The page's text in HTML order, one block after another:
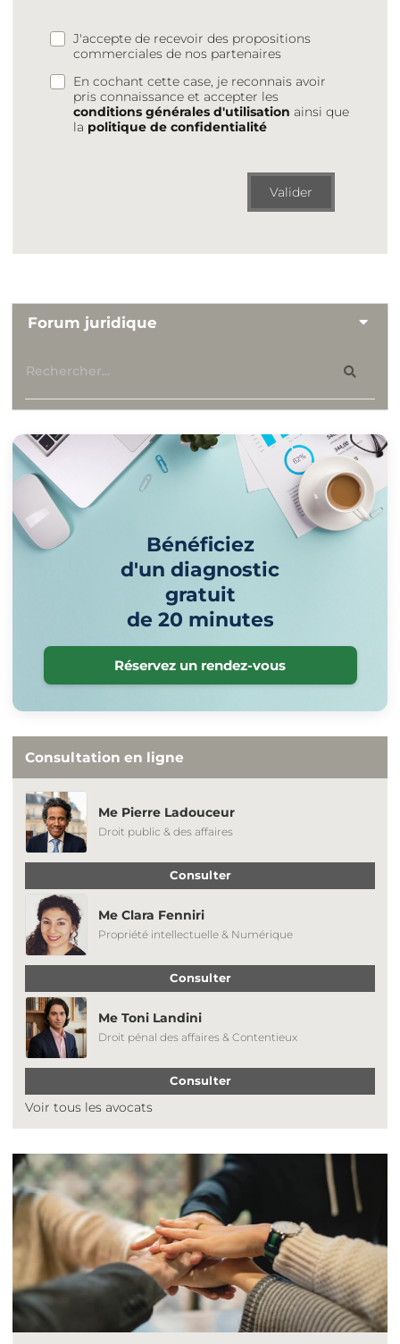
J'accepte de recevoir des propositions
commerciales de nos partenaires
En cochant cette case, je reconnais avoir
pris connaissance et accepter les
conditions générales d'utilisation ainsi que
la politique de confidentialité
Valider
Forum juridique
Bénéficiez
d'un diagnostic
gratuit
de 20 minutes
Réservez un rendez-vous
Consultation en ligne
Me Pierre Ladouceur
Droit public & des affaires
Consulter
Me Clara Fenniri
Propriété intellectuelle & Numérique
Consulter
Me Toni Landini
Droit pénal des affaires & Contentieux
Consulter
Voir tous les avocats